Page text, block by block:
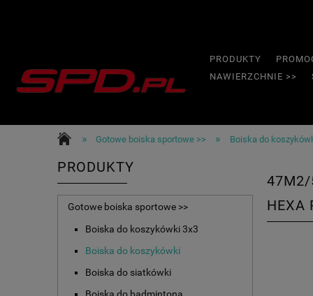
PRODUKTY
NAWIERZCHNIE >>
» Gotowe boiska sportowe >> » Boiska do
PRODUKTY
Gotowe boiska sportowe >>
Boiska do koszykówki 3x3
Boiska do koszykówki
Boiska do siatkówki
47M2/
HEXA